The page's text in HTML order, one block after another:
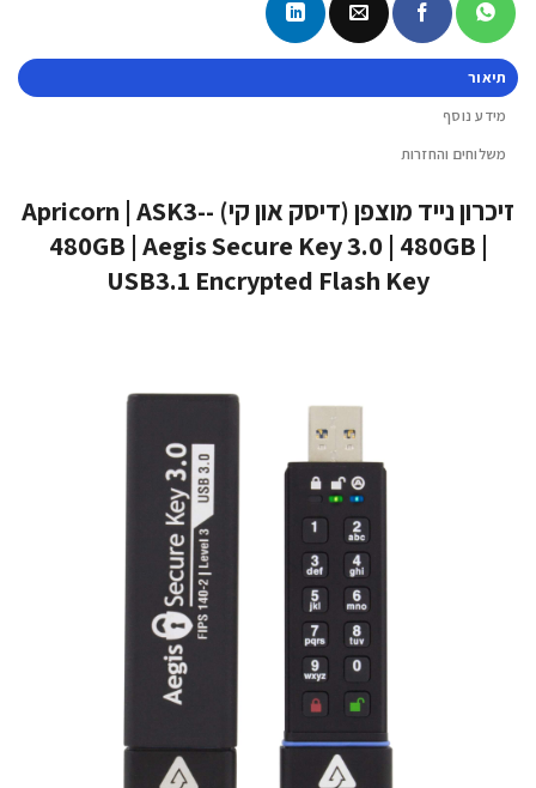
תיאור
מידע נוסף
משלוחים והחזרות
זיכרון נייד מוצפן (דיסק און קי) -Apricorn | ASK3-
480GB | Aegis Secure Key 3.0 | 480GB |
USB3.1 Encrypted Flash Key